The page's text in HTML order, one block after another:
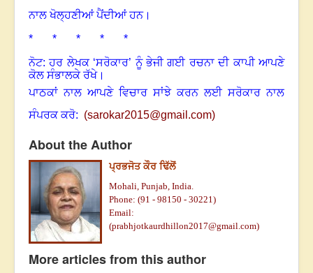
ਨਾਲ ਖੋਲ੍ਹਣੀਆਂ ਪੈਂਦੀਆਂ ਹਨ।
* * * * *
ਨੋਟ: ਹਰ ਲੇਖਕ ‘ਸਰੋਕਾਰ’ ਨੂੰ ਭੇਜੀ ਗਈ ਰਚਨਾ ਦੀ ਕਾਪੀ ਆਪਣੇ
ਕੋਲ ਸੰਭਾਲਕੇ ਰੱਖੇ।
ਪਾਠਕਾਂ ਨਾਲ ਆਪਣੇ ਵਿਚਾਰ ਸਾਂਝੇ ਕਰਨ ਲਈ ਸਰੋਕਾਰ ਨਾਲ
ਸੰਪਰਕ ਕਰੋ: (sarokar2015@gmail.com)
About the Author
ਪ੍ਰਭਜੋਤ ਕੌਰ ਢਿੱਲੋਂ
Mohali, Punjab, India.
Phone: (91 - 98150 - 30221)
Email:
(prabhjotkaurdhillon2017@gmail.com)
More articles from this author